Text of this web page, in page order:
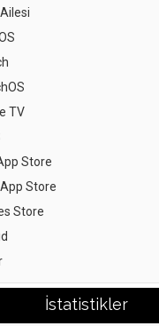
TV
Store
Store
Store
İstatistikler